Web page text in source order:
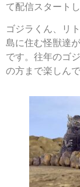
て配信スタート
ゴジラくん、リ
島に住む怪獣達
です。往年のゴ
の方まで楽しん